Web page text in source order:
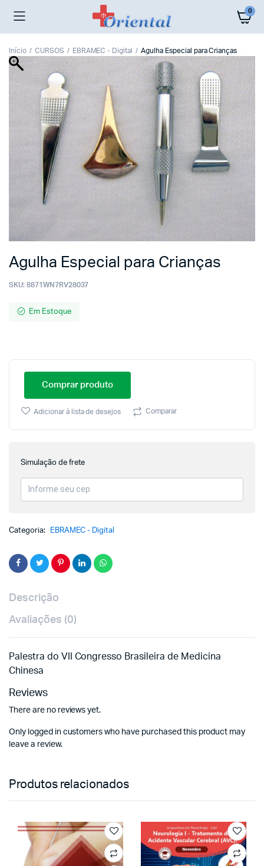
0
Início CURSOS EBRAMEC - Digital Agulha Especial para Crianças
Agulha Especial para Crianças
SKU: 8871WN7RV28037
Em Estoque
Comprar produto
Adicionar à lista de desejos Comparar
Simulação de frete
Categoria: EBRAMEC - Digital
Descrição
Avaliações (0)
Palestra do VII Congresso Brasileira de Medicina
Chinesa
Reviews
There are no reviews yet.
Only logged in customers who have purchased this product may
leave a review.
Produtos relacionados